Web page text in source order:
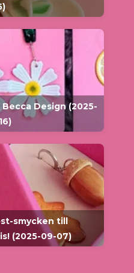
Design (2025-
smycken till
(2025-09-07)